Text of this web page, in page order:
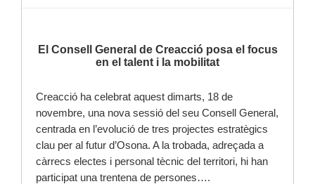
El Consell General de Creacció posa el focus
en el talent i la mobilitat
Creacció ha celebrat aquest dimarts, 18 de
novembre, una nova sessió del seu Consell General,
centrada en l’evolució de tres projectes estratègics
clau per al futur d’Osona. A la trobada, adreçada a
càrrecs electes i personal tècnic del territori, hi han
participat una trentena de persones….